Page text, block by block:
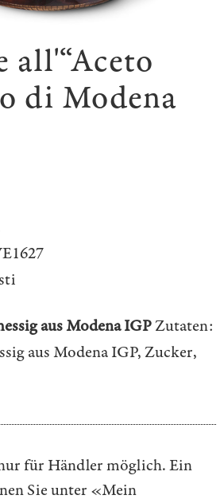
all'“Aceto
di Modena
aus Modena IGPZutaten:
aus Modena IGP, Zucker,
für Händler möglich. Ein
Sie unter «Mein